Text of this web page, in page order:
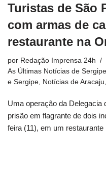
Turistas de São
com armas de
restaurante na
por Redação Imprensa 24h
As Últimas Notícias de Sergipe
e Sergipe
Notícias de
Uma operação da Delegacia
prisão em flagrante de dois
feira (11), em um